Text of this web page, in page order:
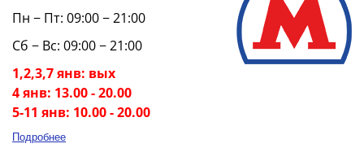
Пн − Пт: 09:00 − 21:00
Сб − Вс: 09:00 − 21:00
1,2,3,7 янв: вых
4 янв: 13.00 - 20.00
5-11 янв: 10.00 - 20.00
Подробнее